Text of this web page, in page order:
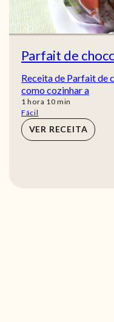
Parfait de
Receita de Parfait de
como cozinhar a
1 hora
hora 10min
min
Fácil
VER RECEITA